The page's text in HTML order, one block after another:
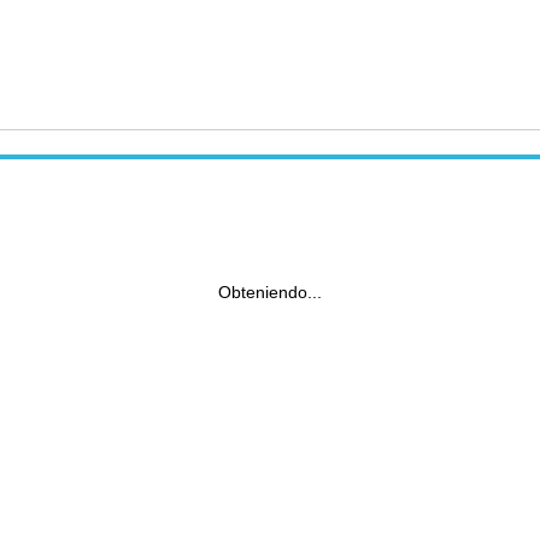
Obteniendo...